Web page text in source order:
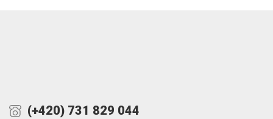
(+420) 731 829 044